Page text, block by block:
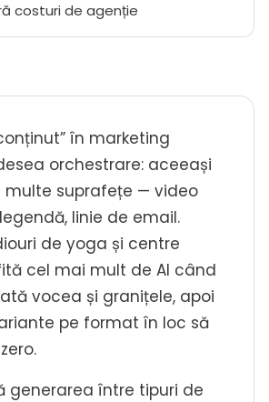
costuri de agenție
în marketing
orchestrare: aceeași
multe suprafețe — video
linie de email.
de yoga și centre
cel mai mult de AI când
vocea și granițele, apoi
pe format în loc să
generarea între tipuri de